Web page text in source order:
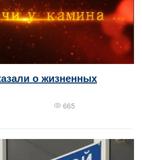
о жизненных
665